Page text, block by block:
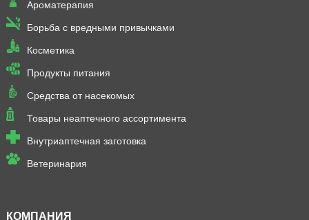
Ароматерапия
Борьба с вредными привычками
Косметика
Продукты питания
Средства от насекомых
Товары неаптечного ассортимента
Внутриаптечная заготовка
Ветеринария
КОМПАНИЯ